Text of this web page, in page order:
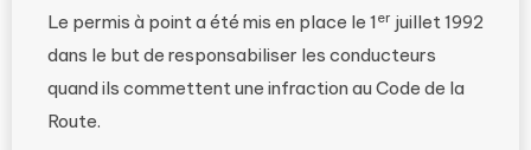
Le permis à point a été mis en place le 1er juillet 1992
dans le but de responsabiliser les conducteurs
quand ils commettent une infraction au Code de la
Route.